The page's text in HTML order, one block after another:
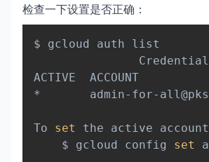
检查一下设置是否正确：
$ gcloud auth list
ACTIVE  ACCOUNT
*       admin-for-
To set
the active
    $ gcloud config
set